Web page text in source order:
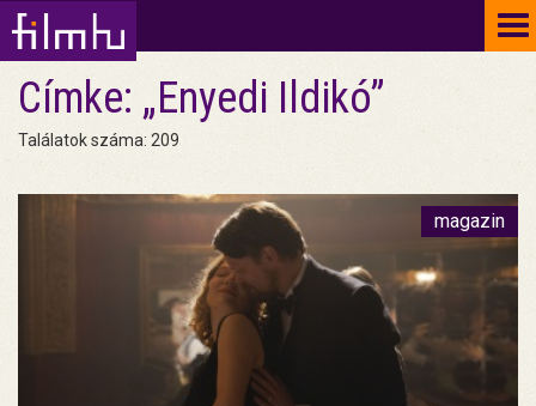
Címke: „Enyedi Ildikó”
Találatok száma: 209
magazin